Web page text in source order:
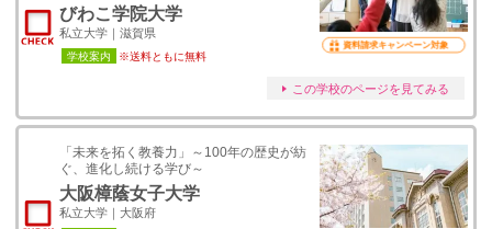
びわこ学院大学
私立大学｜滋賀県
学校案内 ※送料ともに無料
資料請求キャンペーン対象
この学校のページを見てみる
「未来を拓く教養力」～100年の歴史が紡
ぐ、進化し続ける学び～
大阪樟蔭女子大学
私立大学｜大阪府